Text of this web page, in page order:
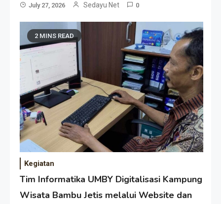
July 27, 2026 Sedayu Net 0
2 MINS READ
Kegiatan
Tim Informatika UMBY Digitalisasi Kampung
Wisata Bambu Jetis melalui Website dan